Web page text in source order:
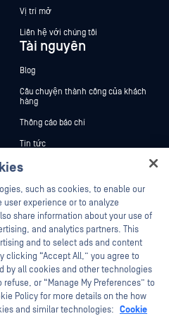
Vị trí mở
Liên hệ với chúng tôi
Tài nguyên
Blog
Câu chuyện thành công của khách
hàng
Thông cáo báo chí
Tin tức
Sự kiện
Hội thảo trên trực tuyến
Datasheets
White Papers
Công cụ miễn phí
được bảo lưu. OPSWAT , MetaDefender
such as cookies, to enable our
experience or to analyze
share information about your use of
and analytics partners. This
and to select ads and content
clicking “Accept All,” you agree to
by all cookies and other technologies
or “Manage My Preferences” to
Policy for more details on the how
and similar technologies: Cookie
OPSWAT virtual assistant.
help you secure what's critical